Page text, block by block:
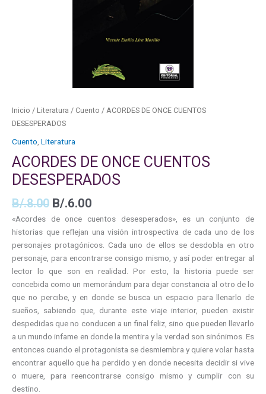
Inicio / Literatura / Cuento / ACORDES DE ONCE CUENTOS
DESESPERADOS
Cuento Literatura
ACORDES DE ONCE CUENTOS
DESESPERADOS
B/.8.00 B/.6.00
«Acordes de once cuentos desesperados», es un conjunto de
historias que reflejan una visión introspectiva de cada uno de los
personajes protagónicos. Cada uno de ellos se desdobla en otro
personaje, para encontrarse consigo mismo, y así poder entregar al
lector lo que son en realidad. Por esto, la historia puede ser
concebida como un memorándum para dejar constancia al otro de lo
que no percibe, y en donde se busca un espacio para llenarlo de
sueños, sabiendo que, durante este viaje interior, pueden existir
despedidas que no conducen a un final feliz, sino que pueden llevarlo
a un mundo infame en donde la mentira y la verdad son sinónimos. Es
entonces cuando el protagonista se desmiembra y quiere volar hasta
encontrar aquello que ha perdido y en donde necesita decidir si vive
o muere, para reencontrarse consigo mismo y cumplir con su
destino.